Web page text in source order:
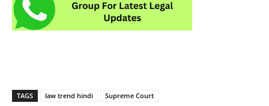
TAGS law trend hindi Supreme Court